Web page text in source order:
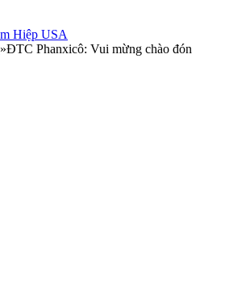
»ĐTC Phanxicô: Vui mừng chào đón